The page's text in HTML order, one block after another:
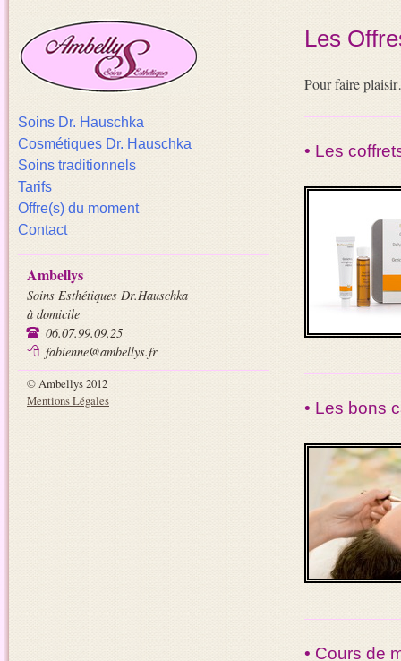
Menu
Skip to content
Soins Dr. Hauschka
Cosmétiques Dr. Hauschka
Soins traditionnels
Tarifs
Offre(s) du moment
Contact
Ambellys
Soins Esthétiques Dr.Hauschka
à domicile
06.07.99.09.25
fabienne@ambellys.fr
© Ambellys 2012
Mentions Légales
Les
Pour faire
• Les
• Les bons
• Cours de